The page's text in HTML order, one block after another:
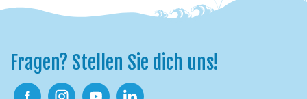
Fragen? Stellen Sie dich uns!